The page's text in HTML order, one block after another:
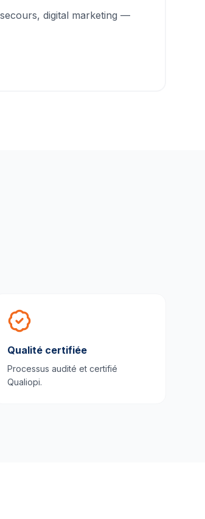
digital marketing —
Qualité certifiée
Processus audité et certifié
Qualiopi.